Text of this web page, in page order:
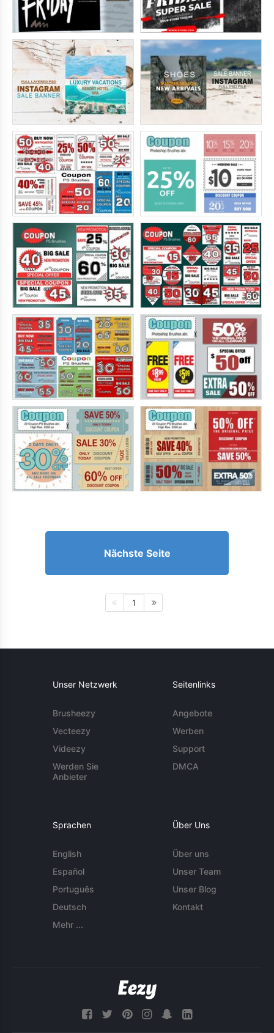
Nächste Seite
1
Unser Netzwerk
Brusheezy
Vecteezy
Videezy
Werden Sie
Anbieter
Seitenlinks
Angebote
Werben
Support
DMCA
Sprachen
English
Español
Português
Deutsch
Mehr ...
Über Uns
Über uns
Unser Team
Unser Blog
Kontakt